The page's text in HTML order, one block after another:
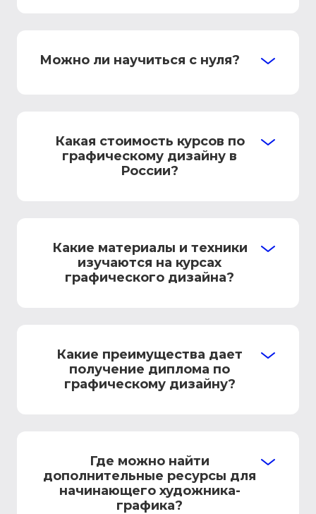
Можно ли научиться с нуля?
Какая стоимость курсов по
графическому дизайну в
России?
Какие материалы и техники
изучаются на курсах
графического дизайна?
Какие преимущества дает
получение диплома по
графическому дизайну?
Где можно найти
дополнительные ресурсы для
начинающего художника-
графика?